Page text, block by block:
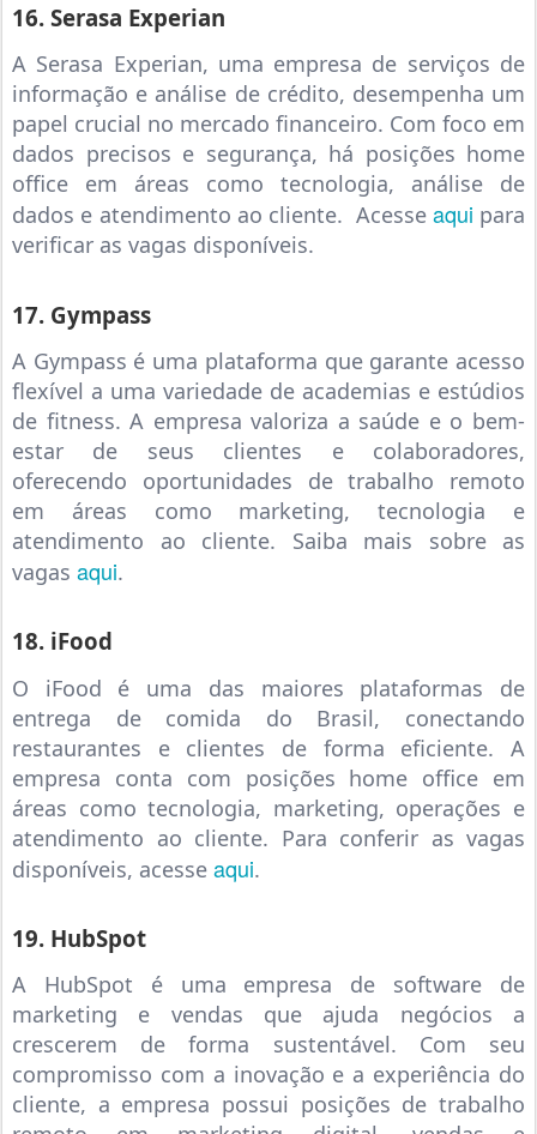
16. Serasa Experian
A Serasa Experian, uma empresa de serviços de
informação e análise de crédito, desempenha um
papel crucial no mercado financeiro. Com foco em
dados precisos e segurança, há posições home
office em áreas como tecnologia, análise de
dados e atendimento ao cliente. Acesse aqui para
verificar as vagas disponíveis.
17. Gympass
A Gympass é uma plataforma que garante acesso
flexível a uma variedade de academias e estúdios
de fitness. A empresa valoriza a saúde e o bem-
estar de seus clientes e colaboradores,
oferecendo oportunidades de trabalho remoto
em áreas como marketing, tecnologia e
atendimento ao cliente. Saiba mais sobre as
vagas aqui.
18. iFood
O iFood é uma das maiores plataformas de
entrega de comida do Brasil, conectando
restaurantes e clientes de forma eficiente. A
empresa conta com posições home office em
áreas como tecnologia, marketing, operações e
atendimento ao cliente. Para conferir as vagas
disponíveis, acesse aqui.
19. HubSpot
A HubSpot é uma empresa de software de
marketing e vendas que ajuda negócios a
crescerem de forma sustentável. Com seu
compromisso com a inovação e a experiência do
cliente, a empresa possui posições de trabalho